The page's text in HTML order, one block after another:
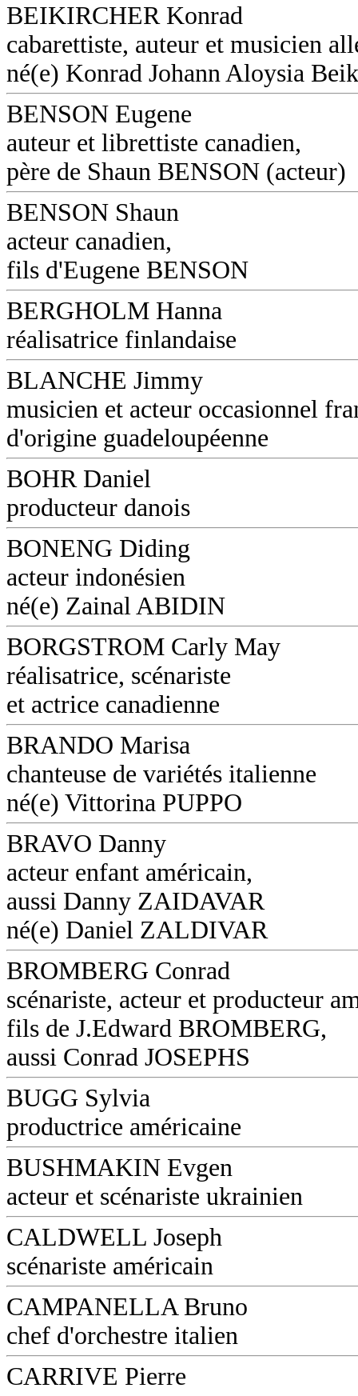
BEIKIRCHER Konrad
cabarettiste, auteur et musicien
né(e) Konrad Johann Aloysia
BENSON Eugene
auteur et librettiste canadien,
père de Shaun BENSON (acteur)
BENSON Shaun
acteur canadien,
fils d'Eugene BENSON
BERGHOLM Hanna
réalisatrice finlandaise
BLANCHE Jimmy
musicien et acteur occasionnel
d'origine guadeloupéenne
BOHR Daniel
producteur danois
BONENG Diding
acteur indonésien
né(e) Zainal ABIDIN
BORGSTROM Carly May
réalisatrice, scénariste
et actrice canadienne
BRANDO Marisa
chanteuse de variétés italienne
né(e) Vittorina PUPPO
BRAVO Danny
acteur enfant américain,
aussi Danny ZAIDAVAR
né(e) Daniel ZALDIVAR
BROMBERG Conrad
scénariste, acteur et producteur
fils de J.Edward BROMBERG,
aussi Conrad JOSEPHS
BUGG Sylvia
productrice américaine
BUSHMAKIN Evgen
acteur et scénariste ukrainien
CALDWELL Joseph
scénariste américain
CAMPANELLA Bruno
chef d'orchestre italien
CARRIVE Pierre